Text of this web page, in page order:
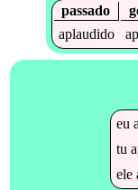
passado
aplaudido
eu
tu
ele